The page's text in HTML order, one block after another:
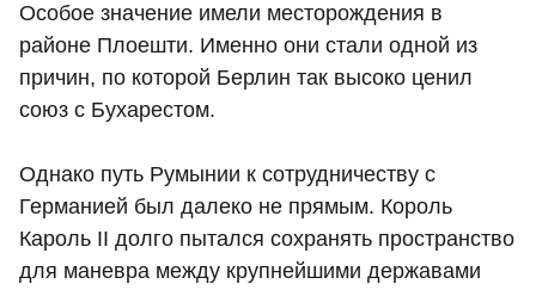
Особое значение имели месторождения в
районе Плоешти. Именно они стали одной из
причин, по которой Берлин так высоко ценил
союз с Бухарестом.
Однако путь Румынии к сотрудничеству с
Германией был далеко не прямым. Король
Кароль II долго пытался сохранять пространство
для маневра между крупнейшими державами